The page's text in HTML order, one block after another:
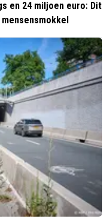
en 24 miljoen euro: Dit